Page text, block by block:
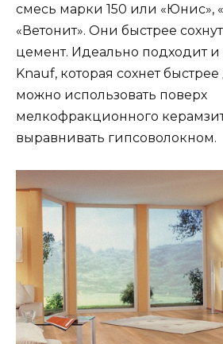
смесь марки 150 или «Юнис»,
«Ветонит». Они быстрее
цемент. Идеально подходит и
Knauf, которая сохнет
можно использовать поверх
мелкофракционного
выравнивать гипсоволокном.